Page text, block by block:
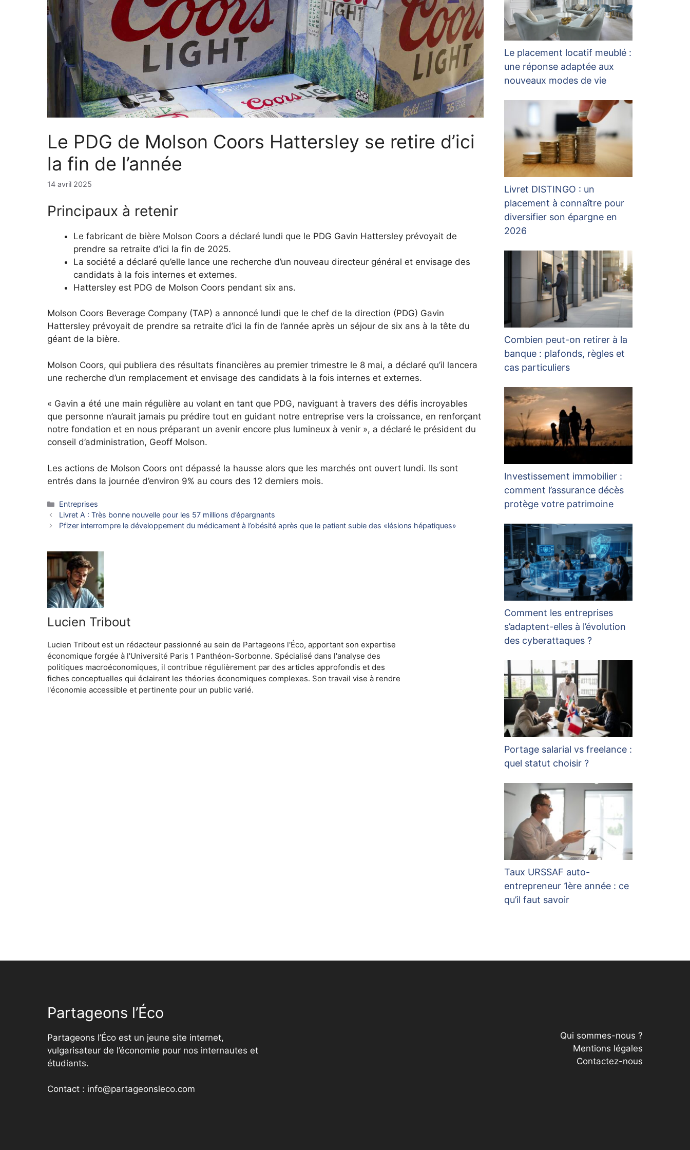
Le PDG de Molson Coors Hattersley se retire d’ici
la fin de l’année
14 avril 2025
Principaux à retenir
Le fabricant de bière Molson Coors a déclaré lundi que le PDG Gavin Hattersley prévoyait de
prendre sa retraite d’ici la fin de 2025.
La société a déclaré qu’elle lance une recherche d’un nouveau directeur général et envisage des
candidats à la fois internes et externes.
Hattersley est PDG de Molson Coors pendant six ans.
Molson Coors Beverage Company (TAP) a annoncé lundi que le chef de la direction (PDG) Gavin
Hattersley prévoyait de prendre sa retraite d’ici la fin de l’année après un séjour de six ans à la tête du
géant de la bière.
Molson Coors, qui publiera des résultats financières au premier trimestre le 8 mai, a déclaré qu’il lancera
une recherche d’un remplacement et envisage des candidats à la fois internes et externes.
« Gavin a été une main régulière au volant en tant que PDG, naviguant à travers des défis incroyables
que personne n’aurait jamais pu prédire tout en guidant notre entreprise vers la croissance, en renforçant
notre fondation et en nous préparant un avenir encore plus lumineux à venir », a déclaré le président du
conseil d’administration, Geoff Molson.
Les actions de Molson Coors ont dépassé la hausse alors que les marchés ont ouvert lundi. Ils sont
entrés dans la journée d’environ 9% au cours des 12 derniers mois.
Catégories
Entreprises
Livret A : Très bonne nouvelle pour les 57 millions d’épargnants
Pfizer interrompre le développement du médicament à l’obésité après que le patient subie des «lésions hépatiques»
Lucien Tribout
Lucien Tribout est un rédacteur passionné au sein de Partageons l'Éco, apportant son expertise
économique forgée à l'Université Paris 1 Panthéon-Sorbonne. Spécialisé dans l'analyse des
politiques macroéconomiques, il contribue régulièrement par des articles approfondis et des
fiches conceptuelles qui éclairent les théories économiques complexes. Son travail vise à rendre
l'économie accessible et pertinente pour un public varié.
Le placement locatif meublé :
une réponse adaptée aux
nouveaux modes de vie
Livret DISTINGO : un
placement à connaître pour
diversifier son épargne en
2026
Combien peut-on retirer à la
banque : plafonds, règles et
cas particuliers
Investissement immobilier :
comment l’assurance décès
protège votre patrimoine
Comment les entreprises
s’adaptent-elles à l’évolution
des cyberattaques ?
Portage salarial vs freelance :
quel statut choisir ?
Taux URSSAF auto-
entrepreneur 1ère année : ce
qu’il faut savoir
Partageons l’Éco
Partageons l’Éco est un jeune site internet,
vulgarisateur de l’économie pour nos internautes et
étudiants.
Contact : info@partageonsleco.com
Qui sommes-nous ?
Mentions légales
Contactez-nous